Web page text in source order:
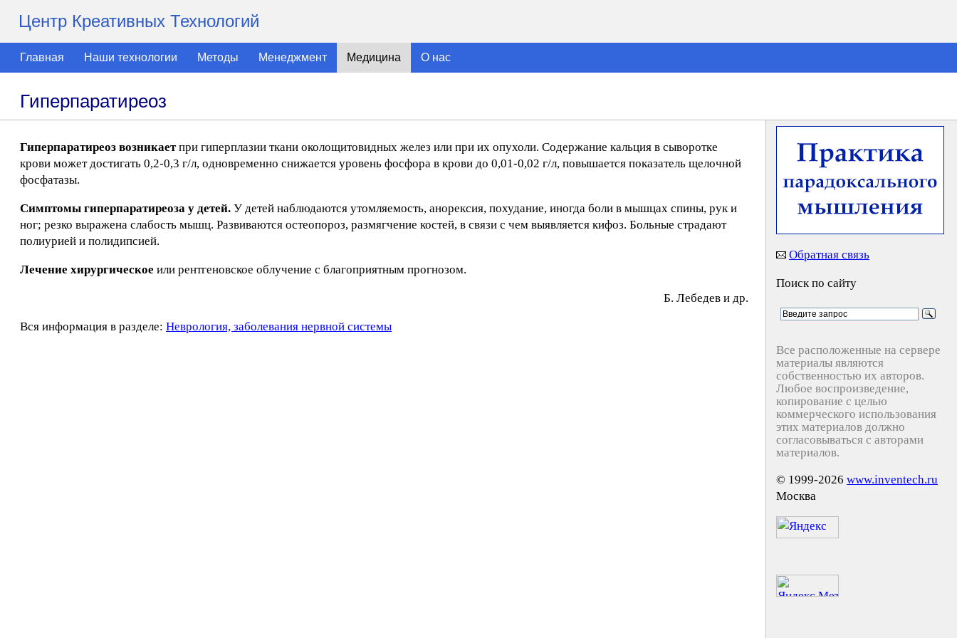
Центр Креативных Технологий
Главная Наши технологии Методы Менеджмент Медицина О нас
Гиперпаратиреоз
Гиперпаратиреоз возникаетпри гиперплазии ткани околощитовидных желез или при их опухоли. Содержание кальция в сыворотке
крови может достигать 0,2-0,3 г/л, одновременно снижается уровень фосфора в крови до 0,01-0,02 г/л, повышается показатель щелочной
фосфатазы.
Симптомы гиперпаратиреоза у детей. У детей наблюдаются утомляемость, анорексия, похудание, иногда боли в мышцах спины, рук и
ног; резко выражена слабость мышц. Развиваются остеопороз, размягчение костей, в связи с чем выявляется кифоз. Больные страдают
полиурией и полидипсией.
Лечение хирургическое или рентгеновское облучение с благоприятным прогнозом.
Б. Лeбeдeв и др.
Вся информация в разделе: Неврология, заболевания нервной системы
Обратная связь
Поиск по сайту
Все расположенные на сервере
материалы являются
собственностью их авторов.
Любое воспроизведение,
копирование с целью
коммерческого использования
этих материалов должно
согласовываться с авторами
материалов.
© 1999-2026 www.inventech.ru
Москва